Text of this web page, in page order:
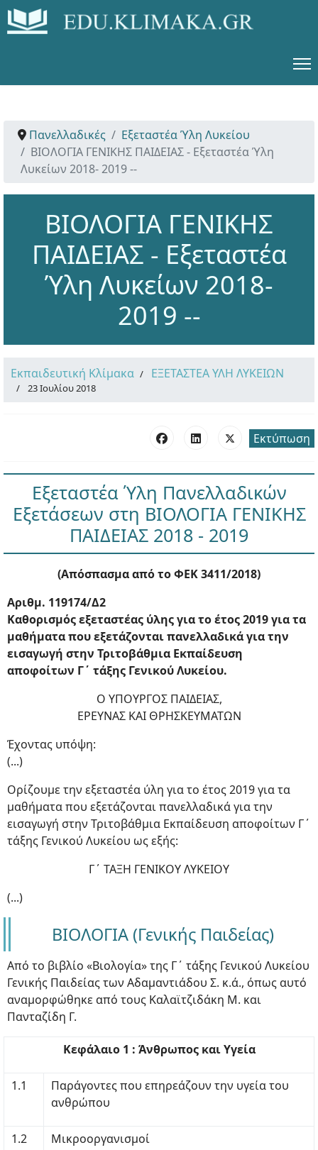
Πανελλαδικές
Εξεταστέα Ύλη Λυκείου
ΒΙΟΛΟΓΙΑ ΓΕΝΙΚΗΣ ΠΑΙΔΕΙΑΣ - Εξεταστέα Ύλη
Λυκείων 2018- 2019 --
ΒΙΟΛΟΓΙΑ ΓΕΝΙΚΗΣ
ΠΑΙΔΕΙΑΣ - Εξεταστέα
Ύλη Λυκείων 2018-
2019 --
Εκπαιδευτική Κλίμακα ΕΞΕΤΑΣΤΕΑ ΥΛΗ ΛΥΚΕΙΩΝ
23 Ιουλίου 2018
Εκτύπωση
Εξεταστέα Ύλη Πανελλαδικών
Εξετάσεων στη ΒΙΟΛΟΓΙΑ ΓΕΝΙΚΗΣ
ΠΑΙΔΕΙΑΣ 2018 - 2019
(Απόσπασμα από το ΦΕΚ 3411/2018)
Αριθμ. 119174/Δ2
Καθορισμός εξεταστέας ύλης για το έτος 2019 για τα
μαθήματα που εξετάζονται πανελλαδικά για την
εισαγωγή στην Τριτοβάθμια Εκπαίδευση
αποφοίτων Γ΄ τάξης Γενικού Λυκείου.
Ο ΥΠΟΥΡΓΟΣ ΠΑΙΔΕΙΑΣ,
ΕΡΕΥΝΑΣ ΚΑΙ ΘΡΗΣΚΕΥΜΑΤΩΝ
Έχοντας υπόψη:
(...)
Ορίζουμε την εξεταστέα ύλη για το έτος 2019 για τα
μαθήματα που εξετάζονται πανελλαδικά για την
εισαγωγή στην Τριτοβάθμια Εκπαίδευση αποφοίτων Γ΄
τάξης Γενικού Λυκείου ως εξής:
Γ΄ ΤΑΞΗ ΓΕΝΙΚΟΥ ΛΥΚΕΙΟΥ
(...)
ΒΙΟΛΟΓΙΑ (Γενικής Παιδείας)
Από το βιβλίο «Βιολογία» της Γ΄ τάξης Γενικού Λυκείου
Γενικής Παιδείας των Αδαμαντιάδου Σ. κ.ά., όπως αυτό
αναμορφώθηκε από τους Καλαϊτζιδάκη Μ. και
Πανταζίδη Γ.
Κεφάλαιο 1 : Άνθρωπος και Υγεία
1.1
Παράγοντες που επηρεάζουν την υγεία του
ανθρώπου
1.2
Μικροοργανισμοί